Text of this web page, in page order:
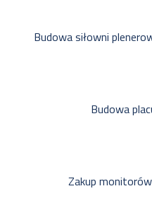
Budowa siłowni
Budowa
Zakup